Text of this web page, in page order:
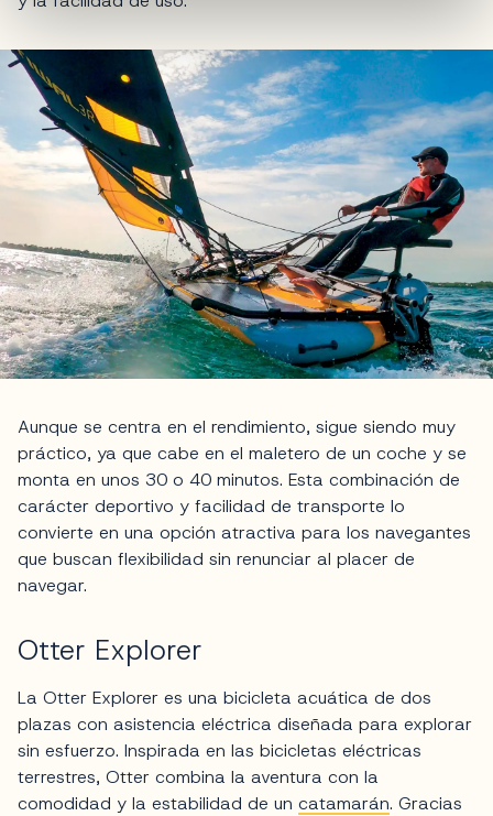
Aunque se centra en el rendimiento, sigue siendo muy
práctico, ya que cabe en el maletero de un coche y se
monta en unos 30 o 40 minutos. Esta combinación de
carácter deportivo y facilidad de transporte lo
convierte en una opción atractiva para los navegantes
que buscan flexibilidad sin renunciar al placer de
navegar.
Otter Explorer
La Otter Explorer es una bicicleta acuática de dos
plazas con asistencia eléctrica diseñada para explorar
sin esfuerzo. Inspirada en las bicicletas eléctricas
terrestres, Otter combina la aventura con la
comodidad y la estabilidad de un catamarán. Gracias